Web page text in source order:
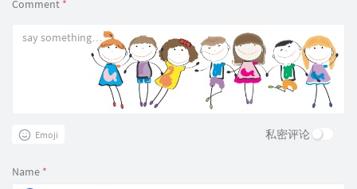
Comment *
Emoji 私密评论
Name *